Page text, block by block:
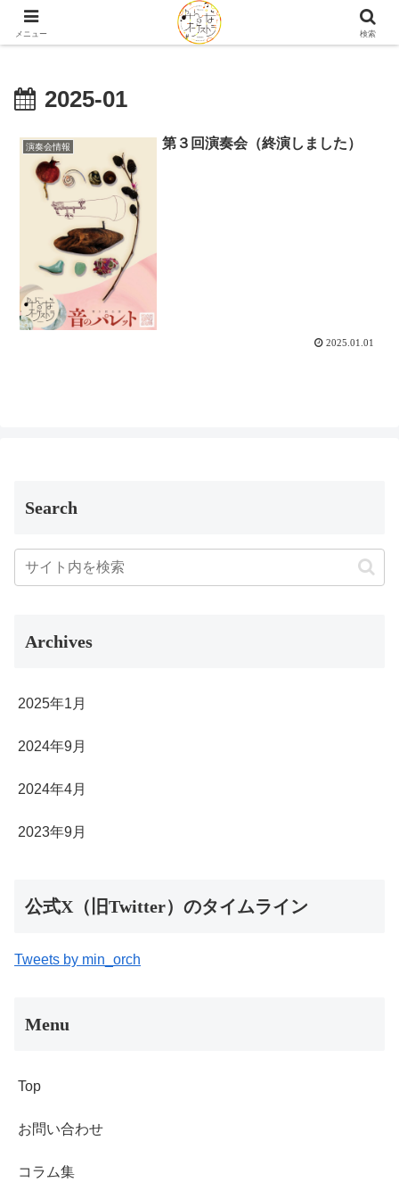
2026.12.26(土) 第６回演奏会「オーケストラ解体新SHOW」開催♩
2025-01
演奏会情報 第３回演奏会（終演しました）
2025.01.01
Search
Archives
2025年1月
2024年9月
2024年4月
2023年9月
公式X（旧Twitter）のタイムライン
Tweets by min_orch
Menu
Top
お問い合わせ
コラム集
メニュー 検索